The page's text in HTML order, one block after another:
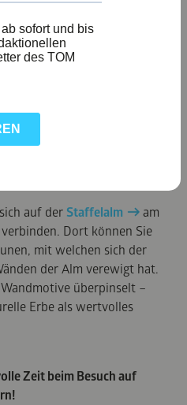
auf der Staffelalm
am
Dort können Sie
mit welchen sich der
der Alm verewigt hat.
überpinselt –
Erbe als wertvolles
Zeit beim Besuch auf